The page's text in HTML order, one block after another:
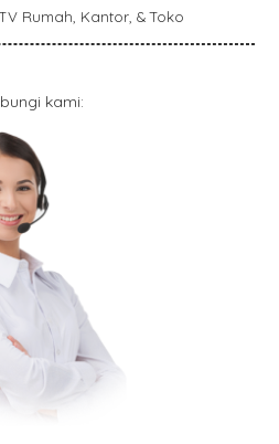
Rumah, Kantor, & Toko
kami: